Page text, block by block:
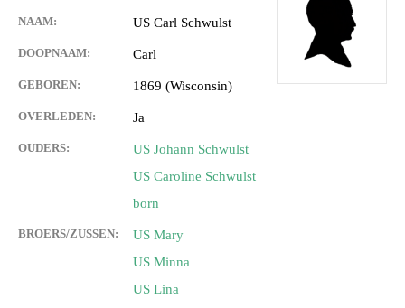
NAAM: US Carl Schwulst
DOOPNAAM: Carl
GEBOREN: 1869 (Wisconsin)
OVERLEDEN: Ja
OUDERS:
US Johann Schwulst
US Caroline Schwulst
born
BROERS/ZUSSEN:
US Mary
US Minna
US Lina